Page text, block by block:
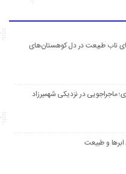
ناب طبیعت در دل کوهستان‌های
ماجراجویی در نزدیکی شهمیرزاد
ابرها و طبیعت